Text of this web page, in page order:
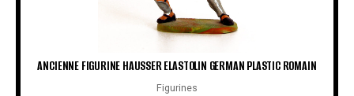
ANCIENNE FIGURINE HAUSSER ELASTOLIN GERMAN PLASTIC ROMAIN
Figurines